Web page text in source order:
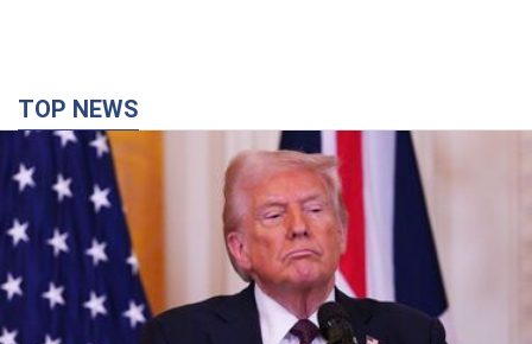
забезпечить Україні захист від російської
балістики. Інтерв’ю з Безсмертним
Володимир Зеленський зустрівся з українським дипломата
та окреслив нове бачення війни та ролі міжнародних
партнерів у боротьбі з Росією
2 часа назад
У Києві внаслідок російської атаки